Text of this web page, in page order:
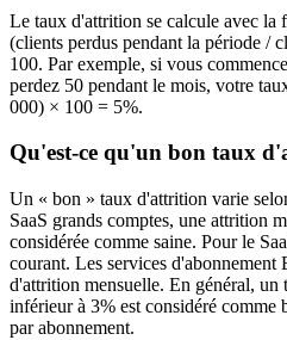
Le taux d'attrition se calcule avec
(clients perdus pendant la période /
100. Par exemple, si vous
perdez 50 pendant le mois, votre
000) × 100 = 5%.
Qu'est-ce qu'un bon taux
Un « bon » taux d'attrition varie
SaaS grands comptes, une attrition
considérée comme saine. Pour le
courant. Les services
d'attrition mensuelle. En général, un
inférieur à 3% est considéré comme
par abonnement.